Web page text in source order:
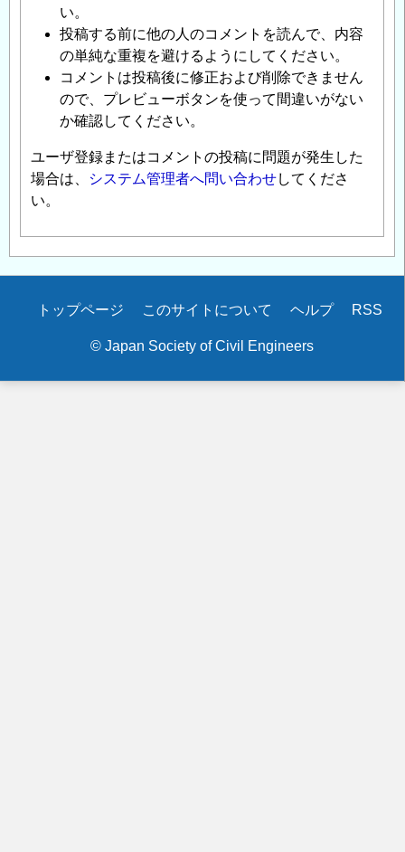
い。
投稿する前に他の人のコメントを読んで、内容
の単純な重複を避けるようにしてください。
コメントは投稿後に修正および削除できません
ので、プレビューボタンを使って間違いがない
か確認してください。
ユーザ登録またはコメントの投稿に問題が発生した
場合は、
システム管理者へ問い合わせしてくださ
い。
Secondary
トップページ このサイトについて ヘルプ RSS
© Japan Society of Civil Engineers